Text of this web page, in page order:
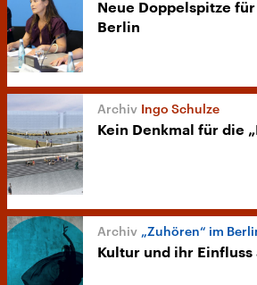
Neue Doppelspitze
Berlin
Ingo Schulze
Kein Denkmal für die
„Zuhören“ im
Kultur und ihr